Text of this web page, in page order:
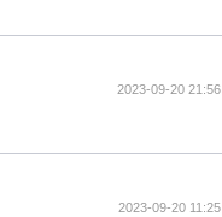
2023-09-20 21:56
2023-09-20 11:25